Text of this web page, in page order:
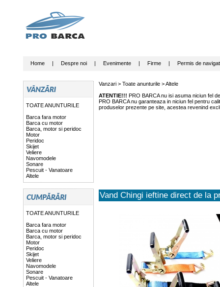
Home| Despre noi| Evenimente| Firme| Permis de
TOATE ANUNTURILE
Barca fara motor
Barca cu motor
Barca, motor si peridoc
Motor
Peridoc
Skijet
Veliere
Navomodele
Sonare
Pescuit - Vanatoare
Altele
TOATE ANUNTURILE
Barca fara motor
Barca cu motor
Barca, motor si peridoc
Motor
Peridoc
Skijet
Veliere
Navomodele
Sonare
Pescuit - Vanatoare
Altele
Vanzari > Toate anunturile>Altele
ATENTIE!!! PRO BARCA nu isi asuma niciun fel
PRO BARCA nu garanteaza in niciun fel pentru
produselor prezente pe site, acestea revenind
Vand Chingi ieftine direct de la